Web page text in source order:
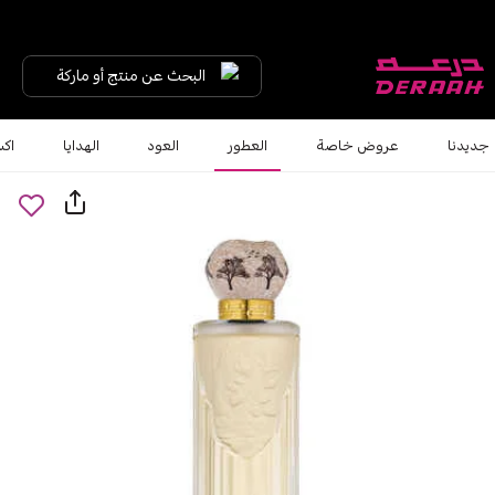
البحث عن منتج أو ماركة
جديدنا عروض خاصة العطور العود الهدايا